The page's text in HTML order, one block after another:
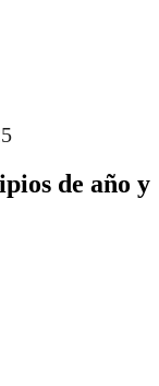
de año y